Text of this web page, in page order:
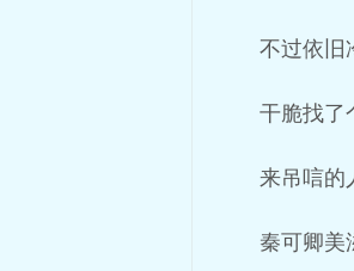
不过依旧
干脆找了
来吊唁的
秦可卿美